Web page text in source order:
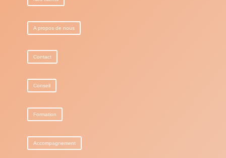
A propos de nous
Contact
Conseil
Formation
Accompagnement